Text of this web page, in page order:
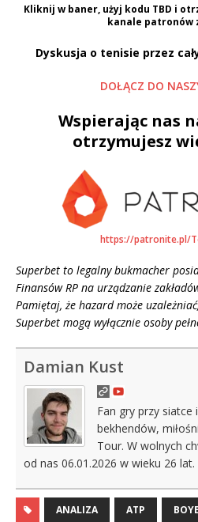
Kliknij w baner, użyj kodu TBD i
kanale patronów
Dyskusja o tenisie przez
DOŁĄCZ DO
Wspierając nas
otrzymujesz
https://patronite.pl/
Superbet to legalny bukmacher
Finansów RP na urządzanie
Pamiętaj, że hazard może
Superbet mogą wyłącznie osoby
Damian Kust
Fan gry przy siatce
bekhendów,
Tour. W wolnych
od nas 06.01.2026 w wieku 26 lat.
ANALIZA ATP